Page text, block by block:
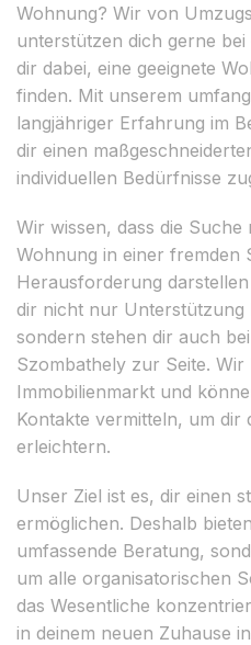
Wohnung? Wir von
unterstützen dich gerne
dir dabei, eine geeignete
finden. Mit unserem
langjähriger Erfahrung im
dir einen
individuellen Bedürfnisse
Wir wissen, dass die
Wohnung in einer fremden
Herausforderung
dir nicht nur Unterstützung
sondern stehen dir auch
Szombathely zur Seite.
Immobilienmarkt und
Kontakte vermitteln, um dir
erleichtern.
Unser Ziel ist es, dir einen
ermöglichen. Deshalb
umfassende Beratung,
um alle organisatorischen
das Wesentliche
in deinem neuen Zuhause